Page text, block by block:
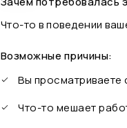
Что-то в поведении
Возможные причины:
Вы
Что-то мешает